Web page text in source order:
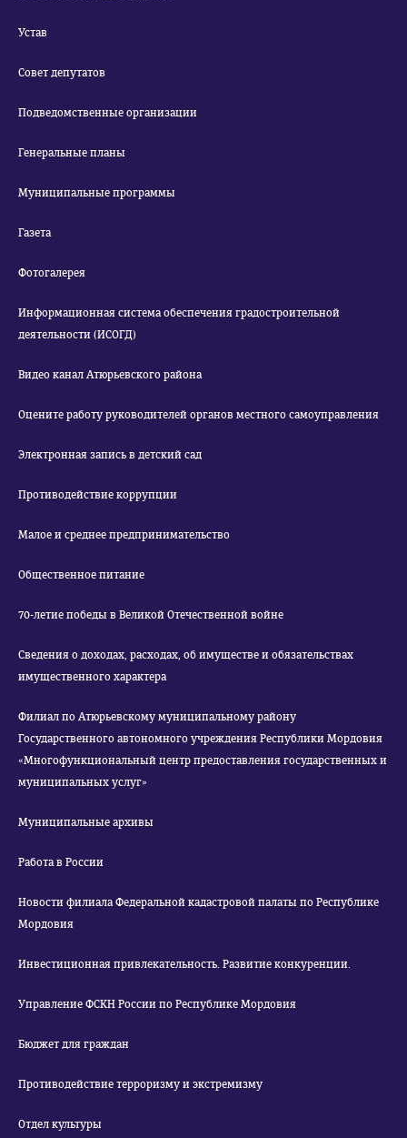
Устав
Совет депутатов
Подведомственные организации
Генеральные планы
Муниципальные программы
Газета
Фотогалерея
Информационная система обеспечения градостроительной
деятельности (ИСОГД)
Видео канал Атюрьевского района
Оцените работу руководителей органов местного самоуправления
Электронная запись в детский сад
Противодействие коррупции
Малое и среднее предпринимательство
Общественное питание
70-летие победы в Великой Отечественной войне
Сведения о доходах, расходах, об имуществе и обязательствах
имущественного характера
Филиал по Атюрьевскому муниципальному району
Государственного автономного учреждения Республики Мордовия
«Многофункциональный центр предоставления государственных и
муниципальных услуг»
Муниципальные архивы
Работа в России
Новости филиала Федеральной кадастровой палаты по Республике
Мордовия
Инвестиционная привлекательность. Развитие конкуренции.
Управление ФСКН России по Республике Мордовия
Бюджет для граждан
Противодействие терроризму и экстремизму
Отдел культуры